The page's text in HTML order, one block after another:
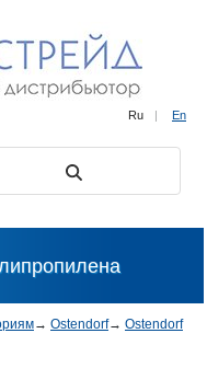
Ru | En
→ Ostendorf→ Ostendorf